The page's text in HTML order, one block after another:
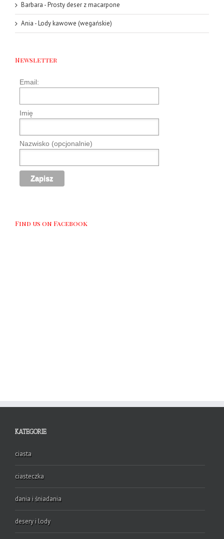
Barbara -Prosty deser z macarpone
Ania -Lody kawowe (wegańskie)
Newsletter
Email:
Imię
Nazwisko (opcjonalnie)
Find us on Facebook
KATEGORIE
ciasta
ciasteczka
dania i śniadania
desery i lody